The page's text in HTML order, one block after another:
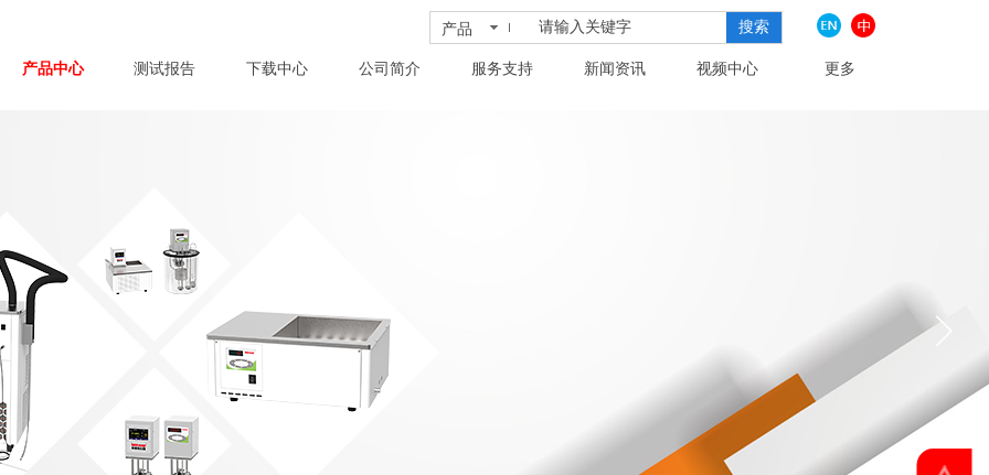
产品中心 测试报告 下载中心 公司简介 服务支持 新闻资讯 视频中心 更多
产品 搜索